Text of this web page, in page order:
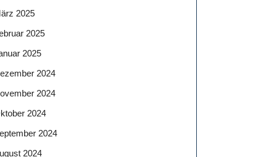
2025
2025
2025
2024
2024
2024
2024
2024